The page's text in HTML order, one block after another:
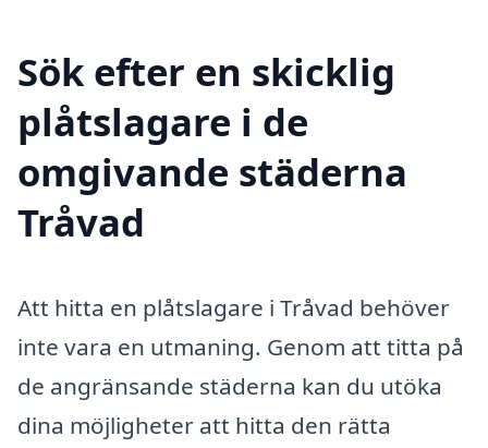
Sök efter en skicklig
plåtslagare i de
omgivande städerna
Tråvad
Att hitta en plåtslagare i Tråvad behöver
inte vara en utmaning. Genom att titta på
de angränsande städerna kan du utöka
dina möjligheter att hitta den rätta